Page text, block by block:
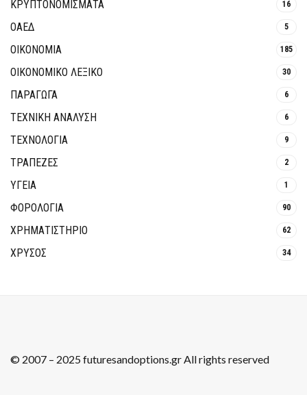
ΚΡΥΠΤΟΝΟΜΊΣΜΑΤΑ 16
ΟΑΕΔ 5
ΟΙΚΟΝΟΜΙΑ 185
ΟΙΚΟΝΟΜΙΚΟ ΛΕΞΙΚΟ 30
ΠΑΡΑΓΩΓΑ 6
ΤΕΧΝΙΚΗ ΑΝΑΛΥΣΗ 6
ΤΕΧΝΟΛΟΓΙΑ 9
ΤΡΆΠΕΖΕΣ 2
ΥΓΕΙΑ 1
ΦΟΡΟΛΟΓΙΑ 90
ΧΡΗΜΑΤΙΣΤΗΡΙΟ 62
ΧΡΥΣΟΣ 34
© 2007 – 2025 futuresandoptions.gr All rights reserved